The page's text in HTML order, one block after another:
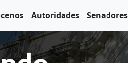
Autoridades Senadores